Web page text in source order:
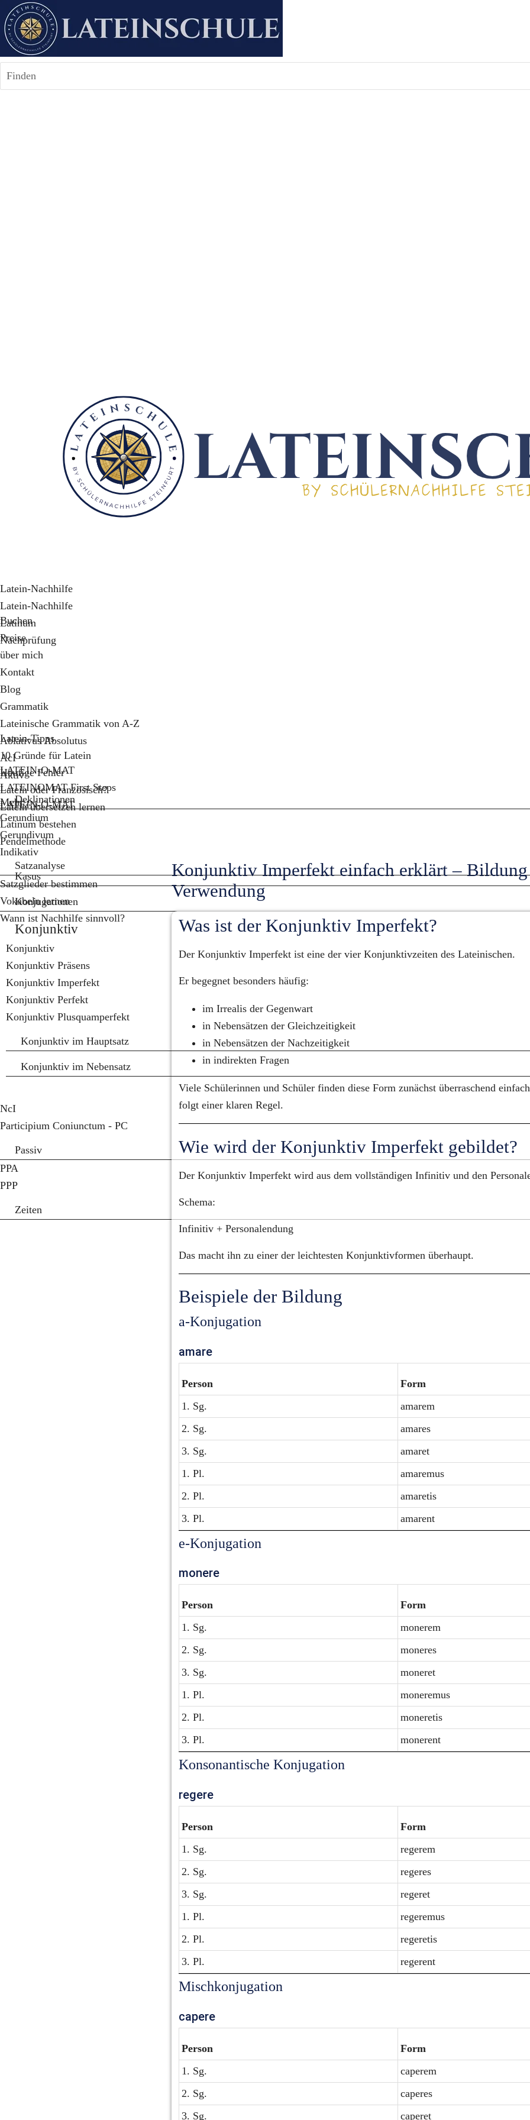
Finden
Latein-Nachhilfe
Latein-Nachhilfe
Latinum
Nachprüfung
Buchen
Preise
über mich
Kontakt
Blog
Grammatik
Lateinische Grammatik von A-Z
Ablativus Absolutus
AcI
Aktiv
Deklinationen
Gerundium
Gerundivum
Indikativ
Kasus
Konjugationen
Konjunktiv
Konjunktiv
Konjunktiv Präsens
Konjunktiv Imperfekt
Konjunktiv Perfekt
Konjunktiv Plusquamperfekt
Konjunktiv im Hauptsatz
Konjunktiv im Nebensatz
NcI
Participium Coniunctum - PC
Passiv
PPA
PPP
Zeiten
Latein-Tipps
10 Gründe für Latein
Häufige Fehler
Latein oder Französisch?
Latein übersetzen lernen
Latinum bestehen
Pendelmethode
Satzanalyse
Satzglieder bestimmen
Vokabeln lernen
Wann ist Nachhilfe sinnvoll?
LATEIN-O-MAT
LATEINOMAT First Steps
LATEIN-O-MAT
Mehr...
Konjunktiv Imperfekt einfach erklärt –
Verwendung
Was ist der Konjunktiv Imperfekt?
Der Konjunktiv Imperfekt ist eine der vier Konjunktivzeiten des Lateinischen.
Er begegnet besonders häufig:
im Irrealis der Gegenwart
in Nebensätzen der Gleichzeitigkeit
in Nebensätzen der Nachzeitigkeit
in indirekten Fragen
Viele Schülerinnen und Schüler finden diese Form zunächst überraschend
folgt einer klaren Regel.
Wie wird der Konjunktiv Imperfekt gebildet?
Der Konjunktiv Imperfekt wird aus dem vollständigen Infinitiv und den
Schema:
Infinitiv + Personalendung
Das macht ihn zu einer der leichtesten Konjunktivformen überhaupt.
Beispiele der Bildung
a-Konjugation
amare
Person
Form
1. Sg.
amarem
2. Sg.
amares
3. Sg.
amaret
1. Pl.
amaremus
2. Pl.
amaretis
3. Pl.
amarent
e-Konjugation
monere
Person
Form
1. Sg.
monerem
2. Sg.
moneres
3. Sg.
moneret
1. Pl.
moneremus
2. Pl.
moneretis
3. Pl.
monerent
Konsonantische Konjugation
regere
Person
Form
1. Sg.
regerem
2. Sg.
regeres
3. Sg.
regeret
1. Pl.
regeremus
2. Pl.
regeretis
3. Pl.
regerent
Mischkonjugation
capere
Person
Form
1. Sg.
caperem
2. Sg.
caperes
3. Sg.
caperet